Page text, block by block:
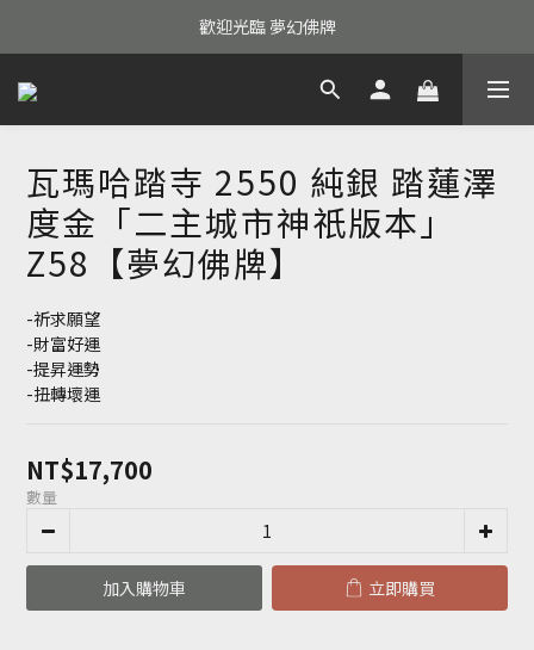
歡迎光臨 夢幻佛牌
瓦瑪哈踏寺 2550 純銀 踏蓮澤
度金「二主城市神祇版本」
Z58【夢幻佛牌】
-祈求願望
-財富好運
-提昇運勢
-扭轉壞運
NT$17,700
數量
加入購物車 立即購買